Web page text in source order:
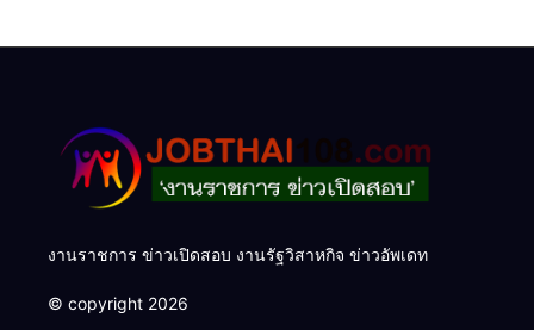
งานราชการ ข่าวเปิดสอบ งานรัฐวิสาหกิจ ข่าวอัพเดท
© copyright 2026